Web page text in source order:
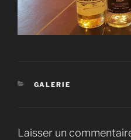
CATÉGORIES
GALERIE
Laisser un